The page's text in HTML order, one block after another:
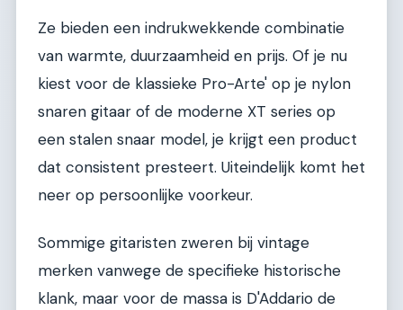
Ze bieden een indrukwekkende combinatie
van warmte, duurzaamheid en prijs. Of je nu
kiest voor de klassieke Pro-Arte' op je nylon
snaren gitaar of de moderne XT series op
een stalen snaar model, je krijgt een product
dat consistent presteert. Uiteindelijk komt het
neer op persoonlijke voorkeur.
Sommige gitaristen zweren bij vintage
merken vanwege de specifieke historische
klank, maar voor de massa is D'Addario de